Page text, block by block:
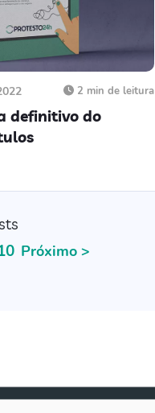
2 min de leitura
definitivo do
Próximo >